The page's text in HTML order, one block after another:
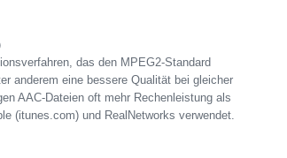
das den MPEG2-Standard
anderem eine bessere Qualität bei gleicher
AAC-Dateien oft mehr Rechenleistung als
(itunes.com) und RealNetworks verwendet.